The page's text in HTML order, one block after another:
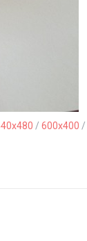
/ 600x400 /